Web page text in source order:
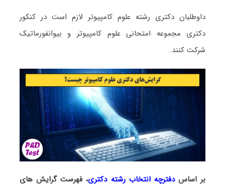
داوطلبان دکتری رشته ﻋﻠﻮم ﻛﺎﻣﭙﻴﻮﺗﺮ لازم است در کنکور
دکتری مجموعه امتحانی ﻋﻠﻮم ﻛﺎﻣﭙﻴﻮﺗﺮ و بیوانفورماتیک
شرکت کنند.
بر اساسدفترچه انتخاب رشته دکتری، فهرست گرایش های